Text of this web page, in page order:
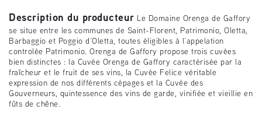
Description du producteur Le Domaine Orenga de Gaffory
se situe entre les communes de Saint-Florent, Patrimonio, Oletta,
Barbaggio et Poggio d’Oletta, toutes éligibles à l’appelation
controlée Patrimonio. Orenga de Gaffory propose trois cuvées
bien distinctes : la Cuvée Orenga de Gaffory caractérisée par la
fraîcheur et le fruit de ses vins, la Cuvée Felice véritable
expression de nos différents cépages et la Cuvée des
Gouverneurs, quintessence des vins de garde, vinifiée et vieillie en
fûts de chêne.